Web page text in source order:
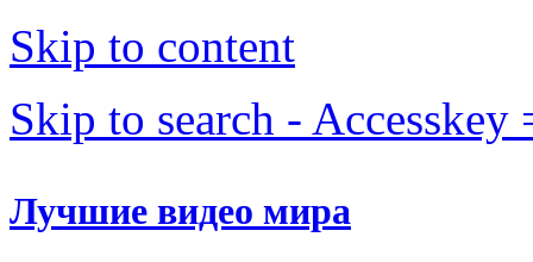
Skip to content
Skip to search - Accesskey
Лучшие видео мира